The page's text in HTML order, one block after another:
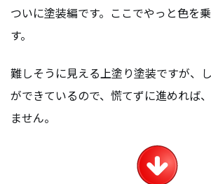
ついに塗装編です。ここでやっと色を
す。
難しそうに見える上塗り塗装ですが、
ができているので、慌てずに進めれば
ません。